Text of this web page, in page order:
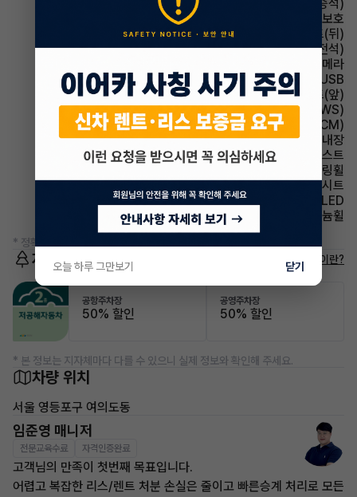
시트 전동시트(동승석)
에어백 무릎보호
시트 열선시트(뒤)
시트 전동시트(운전석)
주차보조 후방카메라
유무선단자 USB
시트 열선시트(앞)
주행안전 차선이탈경보(LDWS)
룸미러 전자식 룸미러(ECM)
스티어링휠 열선내장
헤드램프 하이빔 어시스트
스티어링휠 가죽스티어링휠
시트 가죽시트
헤드램프 LED
휠타이어 알루미늄휠
* 정확한 정보는 판매자와 반드시 확인하시기 바랍니다.
저공해차량 정보 저공해차량이란?
공항주차장
50% 할인
공영주차장
50% 할인
* 본 정보는 지자체마다 다를 수 있으니 실제 정보와 확인해 주세요.
차량 위치
서울 영등포구 여의도동
임준영 매니저
전문교육수료 자격인증완료
고객님의 만족이 첫번째 목표입니다.
어렵고 복잡한 리스/렌트 처분 손실은 줄이고 빠른승계 처리로 모든
오늘 하루 그만보기 닫기